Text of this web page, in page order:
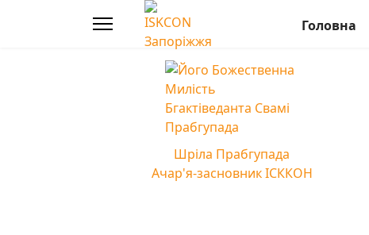
Головна
Шріла Прабгупада
Ачар'я-засновник ІСККОН